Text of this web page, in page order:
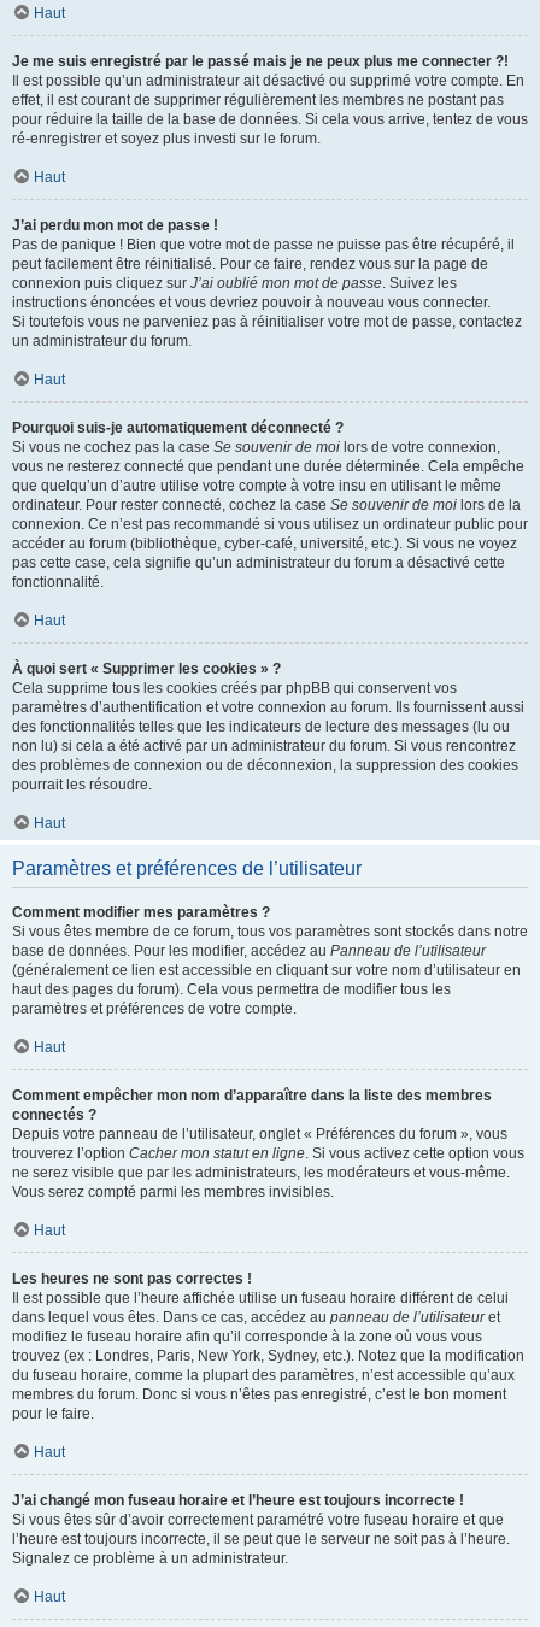
Haut
Je me suis enregistré par le passé mais je ne peux plus me connecter ?!
Il est possible qu’un administrateur ait désactivé ou supprimé votre compte. En
effet, il est courant de supprimer régulièrement les membres ne postant pas
pour réduire la taille de la base de données. Si cela vous arrive, tentez de vous
ré-enregistrer et soyez plus investi sur le forum.
Haut
J’ai perdu mon mot de passe !
Pas de panique ! Bien que votre mot de passe ne puisse pas être récupéré, il
peut facilement être réinitialisé. Pour ce faire, rendez vous sur la page de
connexion puis cliquez sur J’ai oublié mon mot de passe. Suivez les
instructions énoncées et vous devriez pouvoir à nouveau vous connecter.
Si toutefois vous ne parveniez pas à réinitialiser votre mot de passe, contactez
un administrateur du forum.
Haut
Pourquoi suis-je automatiquement déconnecté ?
Si vous ne cochez pas la case Se souvenir de moi lors de votre connexion,
vous ne resterez connecté que pendant une durée déterminée. Cela empêche
que quelqu’un d’autre utilise votre compte à votre insu en utilisant le même
ordinateur. Pour rester connecté, cochez la case Se souvenir de moi lors de la
connexion. Ce n’est pas recommandé si vous utilisez un ordinateur public pour
accéder au forum (bibliothèque, cyber-café, université, etc.). Si vous ne voyez
pas cette case, cela signifie qu’un administrateur du forum a désactivé cette
fonctionnalité.
Haut
À quoi sert « Supprimer les cookies » ?
Cela supprime tous les cookies créés par phpBB qui conservent vos
paramètres d’authentification et votre connexion au forum. Ils fournissent aussi
des fonctionnalités telles que les indicateurs de lecture des messages (lu ou
non lu) si cela a été activé par un administrateur du forum. Si vous rencontrez
des problèmes de connexion ou de déconnexion, la suppression des cookies
pourrait les résoudre.
Haut
Paramètres et préférences de l’utilisateur
Comment modifier mes paramètres ?
Si vous êtes membre de ce forum, tous vos paramètres sont stockés dans notre
base de données. Pour les modifier, accédez au Panneau de l’utilisateur
(généralement ce lien est accessible en cliquant sur votre nom d’utilisateur en
haut des pages du forum). Cela vous permettra de modifier tous les
paramètres et préférences de votre compte.
Haut
Comment empêcher mon nom d’apparaître dans la liste des membres
connectés ?
Depuis votre panneau de l’utilisateur, onglet « Préférences du forum », vous
trouverez l’option Cacher mon statut en ligne. Si vous activez cette option vous
ne serez visible que par les administrateurs, les modérateurs et vous-même.
Vous serez compté parmi les membres invisibles.
Haut
Les heures ne sont pas correctes !
Il est possible que l’heure affichée utilise un fuseau horaire différent de celui
dans lequel vous êtes. Dans ce cas, accédez au panneau de l’utilisateuret
modifiez le fuseau horaire afin qu’il corresponde à la zone où vous vous
trouvez (ex : Londres, Paris, New York, Sydney, etc.). Notez que la modification
du fuseau horaire, comme la plupart des paramètres, n’est accessible qu’aux
membres du forum. Donc si vous n’êtes pas enregistré, c’est le bon moment
pour le faire.
Haut
J’ai changé mon fuseau horaire et l’heure est toujours incorrecte !
Si vous êtes sûr d’avoir correctement paramétré votre fuseau horaire et que
l’heure est toujours incorrecte, il se peut que le serveur ne soit pas à l’heure.
Signalez ce problème à un administrateur.
Haut